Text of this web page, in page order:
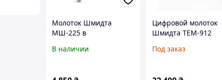
Молоток Шмидта
МШ-225 в
корпусе склерометр
В наличии
Цифровой молоток
Шмидта TEM-912
определения
Под заказ